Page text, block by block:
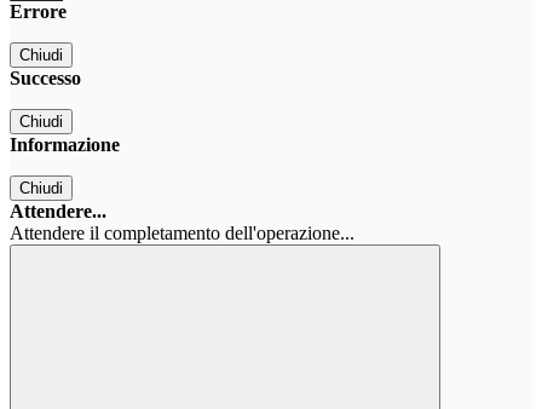
Errore
Chiudi
Successo
Chiudi
Informazione
Chiudi
Attendere...
Attendere il completamento dell'operazione...